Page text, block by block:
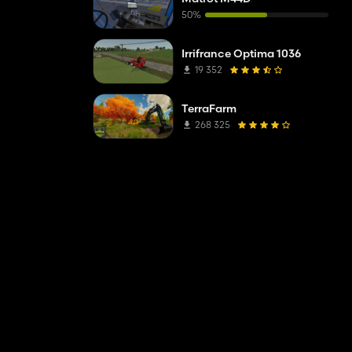
50%
Irrifrance Optima 1036
19 352
TerraFarm
268 325